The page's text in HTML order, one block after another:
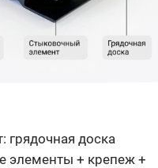
грядочная доска
элементы + крепеж +